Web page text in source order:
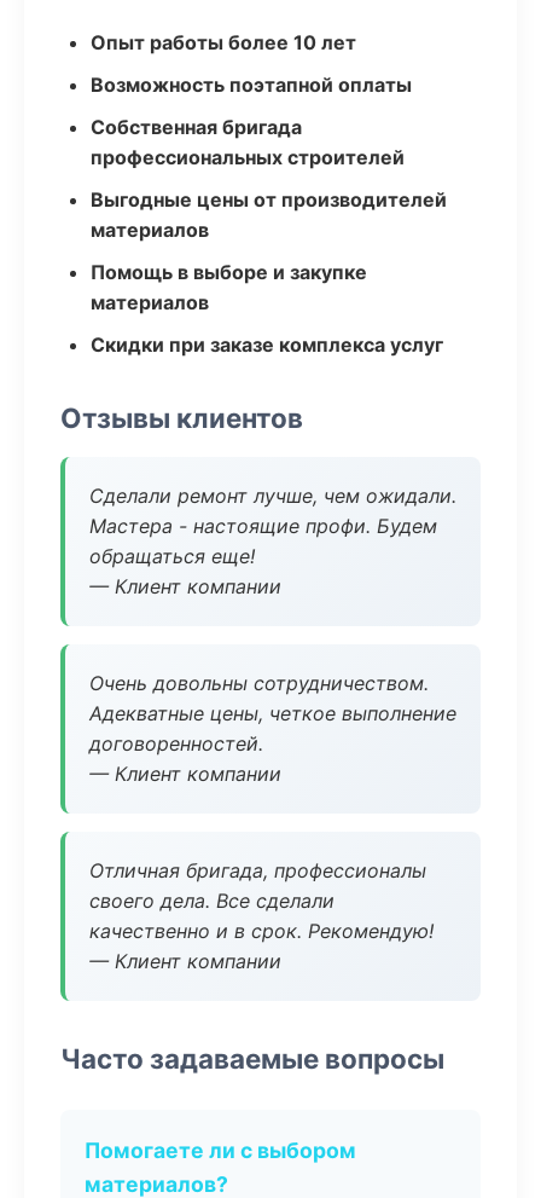
Опыт работы более 10 лет
Возможность поэтапной оплаты
Собственная бригада
профессиональных строителей
Выгодные цены от производителей
материалов
Помощь в выборе и закупке
материалов
Скидки при заказе комплекса услуг
Отзывы клиентов
Сделали ремонт лучше, чем ожидали.
Мастера - настоящие профи. Будем
обращаться еще!
— Клиент компании
Очень довольны сотрудничеством.
Адекватные цены, четкое выполнение
договоренностей.
— Клиент компании
Отличная бригада, профессионалы
своего дела. Все сделали
качественно и в срок. Рекомендую!
— Клиент компании
Часто задаваемые вопросы
Помогаете ли с выбором
материалов?